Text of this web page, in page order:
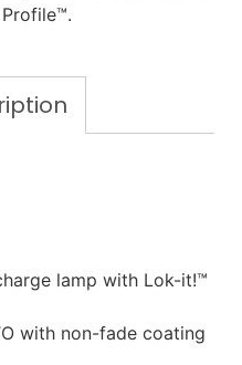
lamp with Lok-it!™
with non-fade coating